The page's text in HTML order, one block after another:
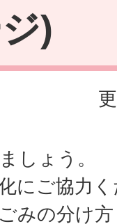
)
しょう。
にご協力
みの分け